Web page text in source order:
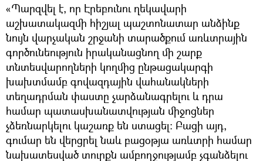
«Պարզվել է, որ Էրեբունու ղեկավարի
աշխատակազմի հիշյալ պաշտոնատար անձինք
նույն վարչական շրջանի տարածքում առևտրային
գործունեություն իրականացնող մի շարք
տնտեսվարողների կողմից ընթացակարգի
խախտմամբ գովազդային վահանակների
տեղադրման փաստը չարձանագրելու և դրա
համար պատասխանատվության միջոցներ
չձեռնարկելու կաշառք են ստացել։ Բացի այդ,
գումար են վերցրել նաև բացօթյա առևտրի համար
նախատեսված տուրքն ամբողջությամբ չգանձելու